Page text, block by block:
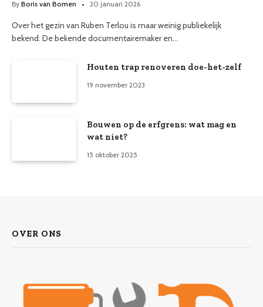
By Boris van Bomen 20 januari 2026
Over het gezin van Ruben Terlou is maar weinig publiekelijk
bekend. De bekende documentairemaker en…
Houten trap renoveren doe-het-zelf
19 november 2023
Bouwen op de erfgrens: wat mag en
wat niet?
15 oktober 2025
OVER ONS